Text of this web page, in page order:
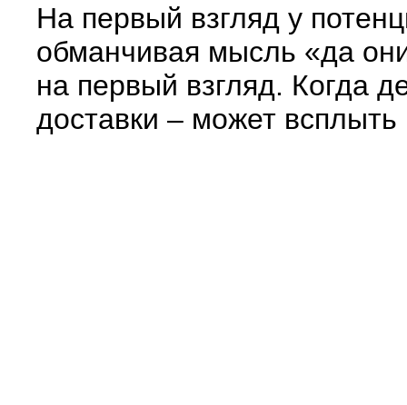
На первый взгляд у
обманчивая мысль «да
на первый взгляд. Когда
доставки – может